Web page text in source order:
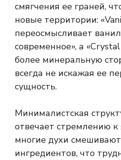
смягчения ее граней,
новые территории:
переосмысливает
современное», а
более минеральную
всегда не искажая ее
сущность.
Минималистская
отвечает стремлению к
многие духи
ингредиентов, что